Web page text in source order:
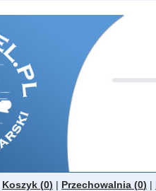
Koszyk (0) | Przechowalnia (0) |